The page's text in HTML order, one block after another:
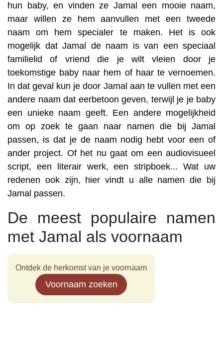
hun baby, en vinden ze Jamal een mooie naam,
maar willen ze hem aanvullen met een tweede
naam om hem specialer te maken. Het is ook
mogelijk dat Jamal de naam is van een speciaal
familielid of vriend die je wilt vleien door je
toekomstige baby naar hem of haar te vernoemen.
In dat geval kun je door Jamal aan te vullen met een
andere naam dat eerbetoon geven, terwijl je je baby
een unieke naam geeft. Een andere mogelijkheid
om op zoek te gaan naar namen die bij Jamal
passen, is dat je de naam nodig hebt voor een of
ander project. Of het nu gaat om een audiovisueel
script, een literair werk, een stripboek... Wat uw
redenen ook zijn, hier vindt u alle namen die bij
Jamal passen.
De meest populaire namen
met Jamal als voornaam
Ontdek de herkomst van je voornaam
Voornaam zoeken